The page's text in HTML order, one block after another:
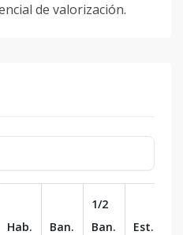
de valorización.
Hab. Ban.
1/2
Ban.
Est.